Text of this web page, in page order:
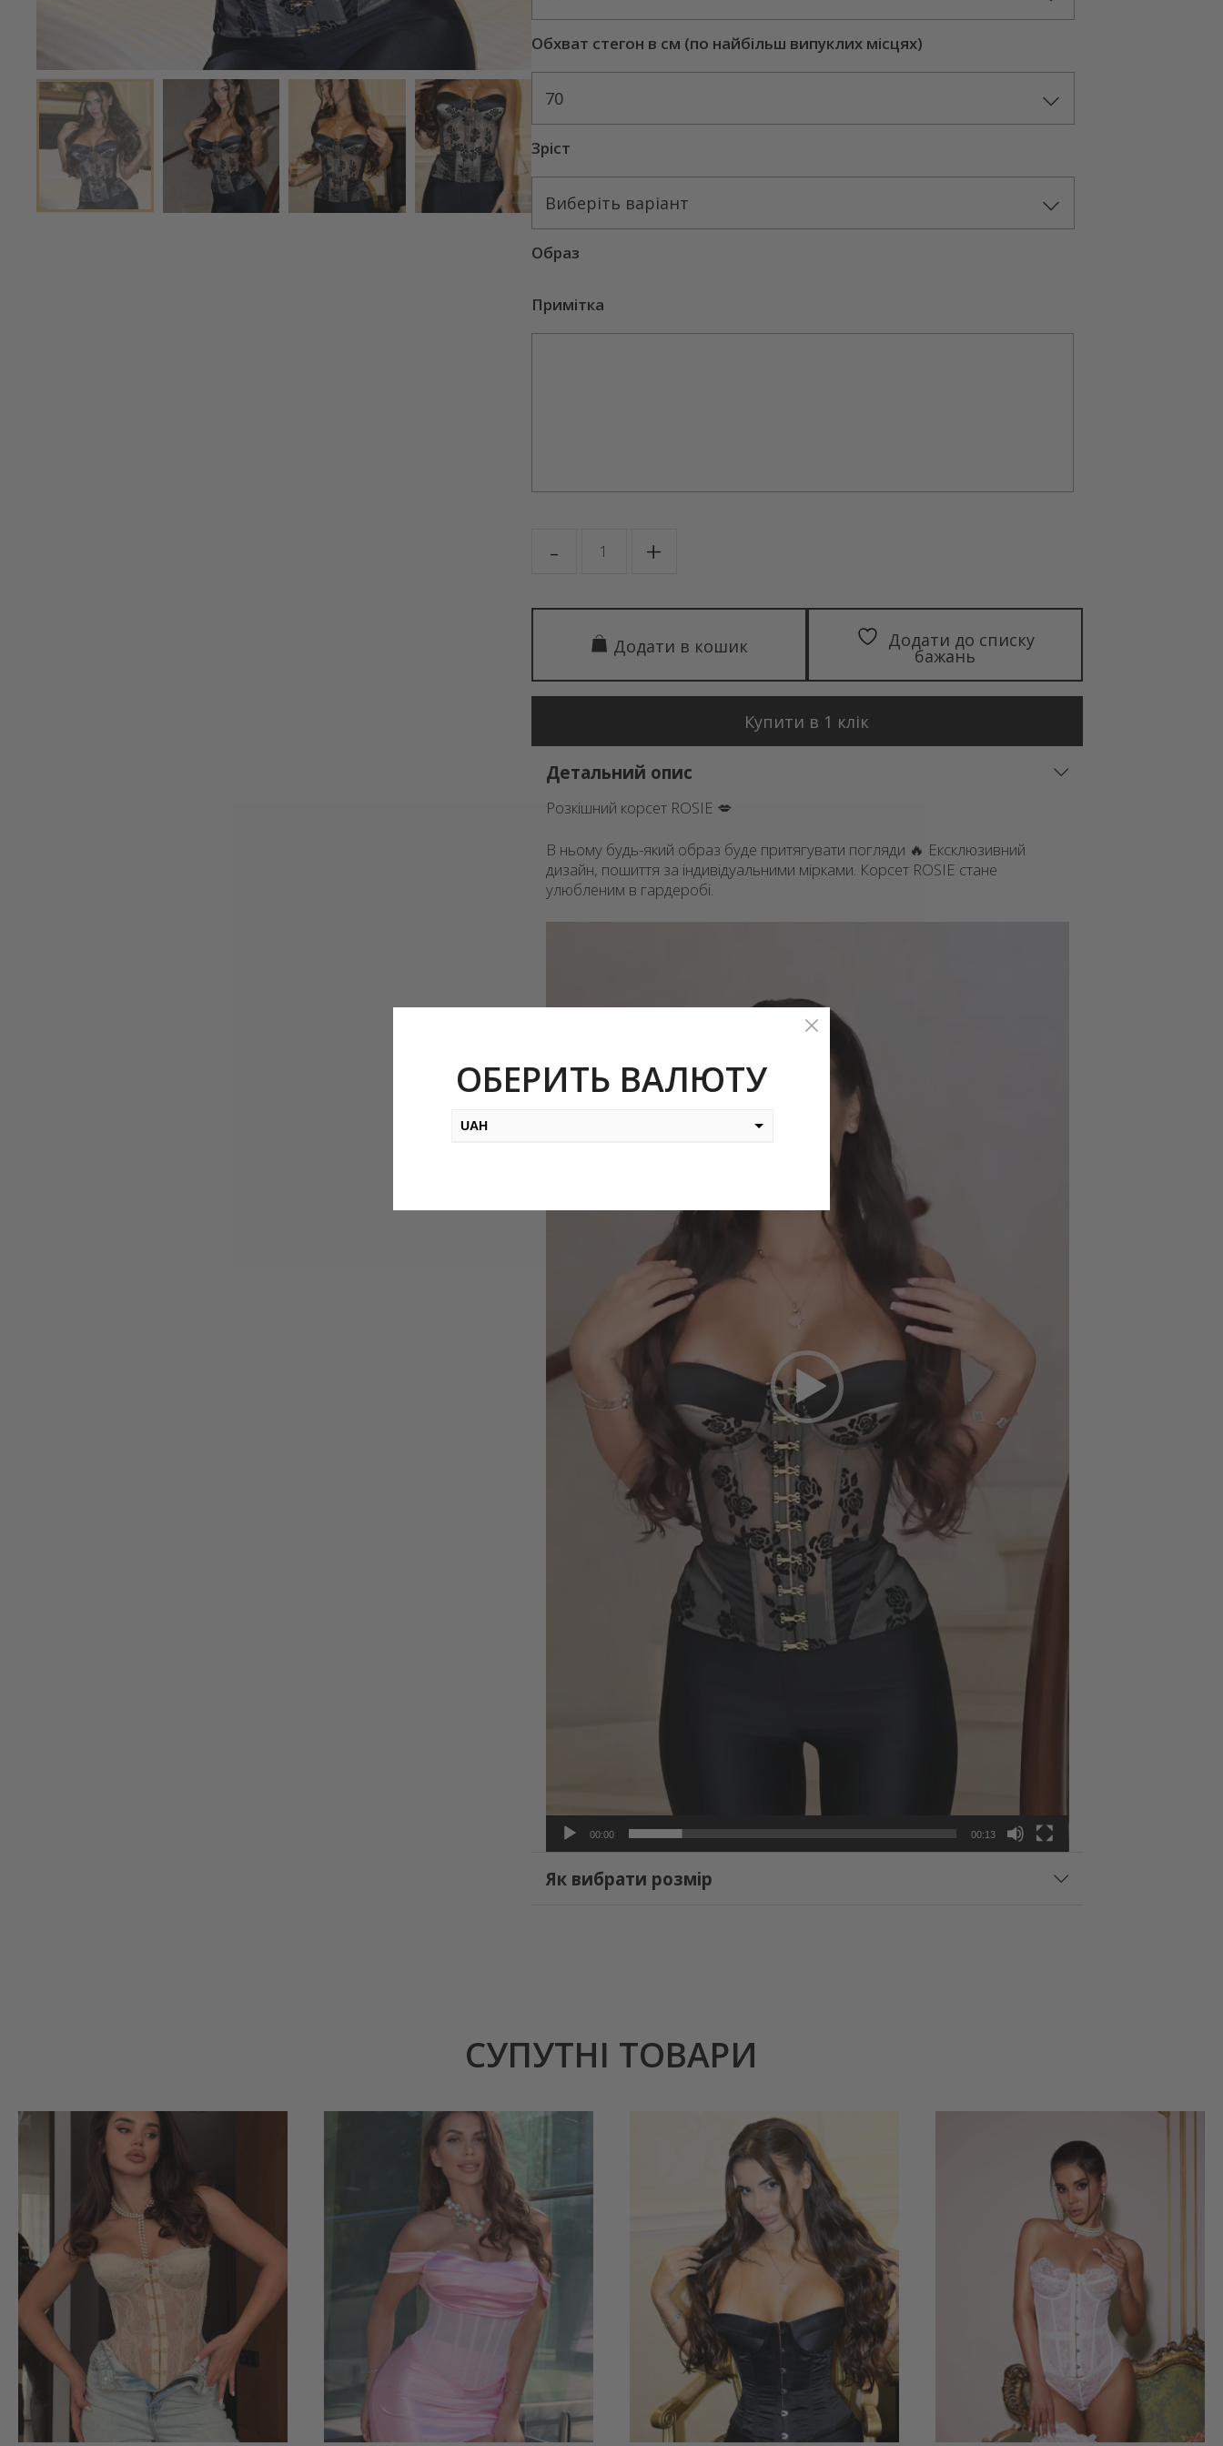
Обхват стегон в см (по найбільш випуклих місцях)
70
Зріст
Виберіть варіант
Образ
Примітка
- кількість +
Додати в кошик Додати до списку
бажань
Купити в 1 клік
Детальний опис
Розкішний корсет ROSIE 💋
В ньому будь-який образ буде притягувати погляди 🔥 Ексклюзивний
дизайн, пошиття за індивідуальними мірками. Корсет ROSIE стане
улюбленим в гардеробі.
00:00 00:13
Як вибрати розмір
СУПУТНІ ТОВАРИ
ОБЕРИТЬ ВАЛЮТУ
UAH